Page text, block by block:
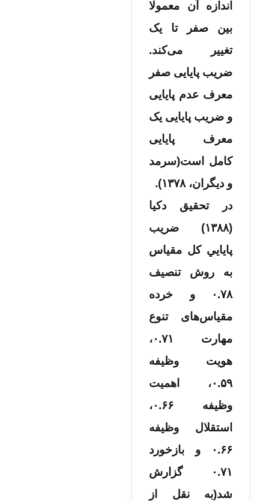
اندازه آن معمولا
بین صفر تا یک
تغییر می‌کند.
ضریب پایایی صفر
معرف عدم پایایی
و ضریب پایایی یک
معرف پایایی
کامل است(سرمد
و دیگران، ۱۳۷۸).
در تحقیق دکیا
(۱۳۸۸) ضریب
پايايي كل مقياس
به روش تنصیف
۰.۷۸ و خرده
مقیاس‌های تنوع
مهارت ۰.۷۱،
هويت وظيفه
۰.۵۹، اهميت
وظيفه ۰.۶۶،
استقلال وظيفه
۰.۶۶ و بازخورد
۰.۷۱ گزارش
شد(به نقل از